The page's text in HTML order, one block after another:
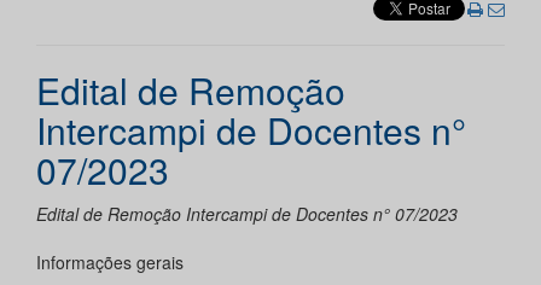
Edital de Remoção
Intercampi de Docentes n°
07/2023
Edital de Remoção Intercampi de Docentes n° 07/2023
Informações gerais